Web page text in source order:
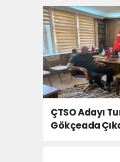
ÇTSO Adayı
Gökçeada